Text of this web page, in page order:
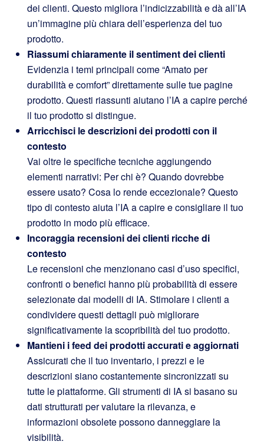
dei clienti. Questo migliora l’indicizzabilità e dà all’IA
un’immagine più chiara dell’esperienza del tuo
prodotto.
Riassumi chiaramente il sentiment dei clienti
Evidenzia i temi principali come “Amato per
durabilità e comfort” direttamente sulle tue pagine
prodotto. Questi riassunti aiutano l’IA a capire perché
il tuo prodotto si distingue.
Arricchisci le descrizioni dei prodotti con il
contesto
Vai oltre le specifiche tecniche aggiungendo
elementi narrativi: Per chi è? Quando dovrebbe
essere usato? Cosa lo rende eccezionale? Questo
tipo di contesto aiuta l’IA a capire e consigliare il tuo
prodotto in modo più efficace.
Incoraggia recensioni dei clienti ricche di
contesto
Le recensioni che menzionano casi d’uso specifici,
confronti o benefici hanno più probabilità di essere
selezionate dai modelli di IA. Stimolare i clienti a
condividere questi dettagli può migliorare
significativamente la scopribilità del tuo prodotto.
Mantieni i feed dei prodotti accurati e aggiornati
Assicurati che il tuo inventario, i prezzi e le
descrizioni siano costantemente sincronizzati su
tutte le piattaforme. Gli strumenti di IA si basano su
dati strutturati per valutare la rilevanza, e
informazioni obsolete possono danneggiare la
visibilità.